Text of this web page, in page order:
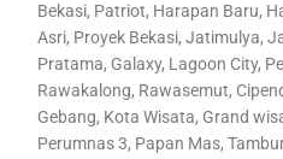
Bekasi, Patriot, Harapan Baru,
Asri, Proyek Bekasi, Jatimulya,
Pratama, Galaxy, Lagoon City,
Rawakalong, Rawasemut,
Gebang, Kota Wisata, Grand
Perumnas 3, Papan Mas,